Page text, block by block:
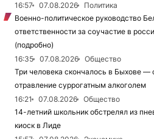
16:57
07.08.2026
Политика
Военно-политическое руководство
ответственности за соучастие в
(подробно)
16:35
07.08.2026
Общество
Три человека скончалось в Быхове —
отравление суррогатным алкоголем
16:21
07.08.2026
Общество
14-летний школьник обстрелял из
киоск в Лиде